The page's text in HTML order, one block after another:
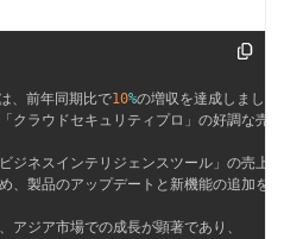
、前年同期比で10%の増収を達成しました
クラウドセキュリティプロ」の好調な売
ジネスインテリジェンスツール」の売上
、製品のアップデートと新機能の追加を
アジア市場での成長が顕著であり、